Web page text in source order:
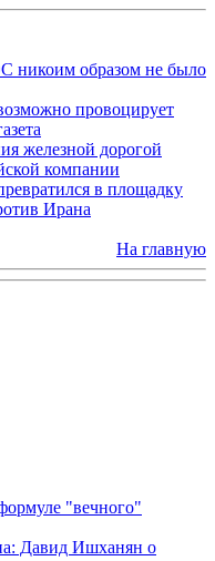
никоим образом не было
провоцирует
железной дорогой
компании
в площадку
Ирана
На главную
"вечного"
Давид Ишханян о